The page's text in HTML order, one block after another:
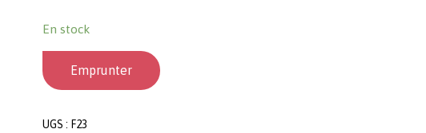
En stock
Emprunter
UGS : F23